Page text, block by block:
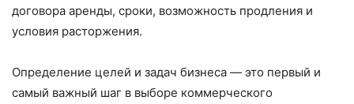
договора аренды, сроки, возможность продления и
условия расторжения.
Определение целей и задач бизнеса — это первый и
самый важный шаг в выборе коммерческого